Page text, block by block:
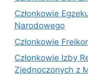
Członkowie
Narodowego
Członkowie
Członkowie Izby
Zjednoczonych z